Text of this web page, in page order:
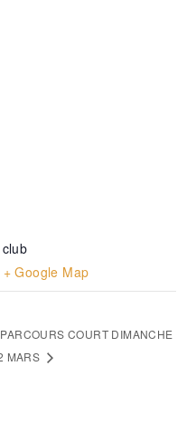
+ Google Map
PARCOURS COURT DIMANCHE
MARS